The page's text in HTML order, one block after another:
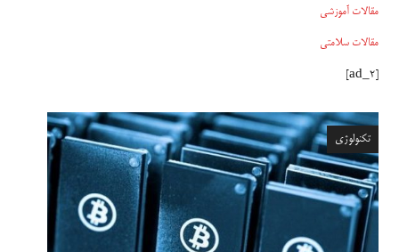
مقالات آموزشی
مقالات سلامتی
[ad_2]
تکنولوژی